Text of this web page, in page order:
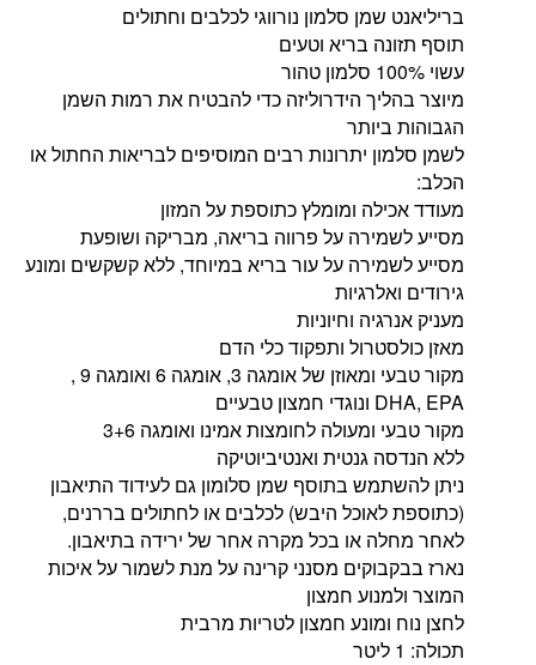
בריליאנט שמן סלמון נורווגי לכלבים וחתולים
תוסף תזונה בריא וטעים
עשוי 100% סלמון טהור
מיוצר בהליך הידרוליזה כדי להבטיח את רמות השמן
הגבוהות ביותר
לשמן סלמון יתרונות רבים המוסיפים לבריאות החתול או
הכלב:
מעודד אכילה ומומלץ כתוספת על המזון
מסייע לשמירה על פרווה בריאה, מבריקה ושופעת
מסייע לשמירה על עור בריא במיוחד, ללא קשקשים ומונע
גירודים ואלרגיות
מעניק אנרגיה וחיוניות
מאזן כולסטרול ותפקוד כלי הדם
מקור טבעי ומאוזן של אומגה 3, אומגה 6 ואומגה 9 ,
DHA, EPA ונוגדי חמצון טבעיים
מקור טבעי ומעולה לחומצות אמינו ואומגה 3+6
ללא הנדסה גנטית ואנטיביוטיקה
ניתן להשתמש בתוסף שמן סלומון גם לעידוד התיאבון
(כתוספת לאוכל היבש) לכלבים או לחתולים בררנים,
לאחר מחלה או בכל מקרה אחר של ירידה בתיאבון.
נארז בבקבוקים מסנני קרינה על מנת לשמור על איכות
המוצר ולמנוע חמצון
לחצן נוח ומונע חמצון לטריות מרבית
תכולה: 1 ליטר